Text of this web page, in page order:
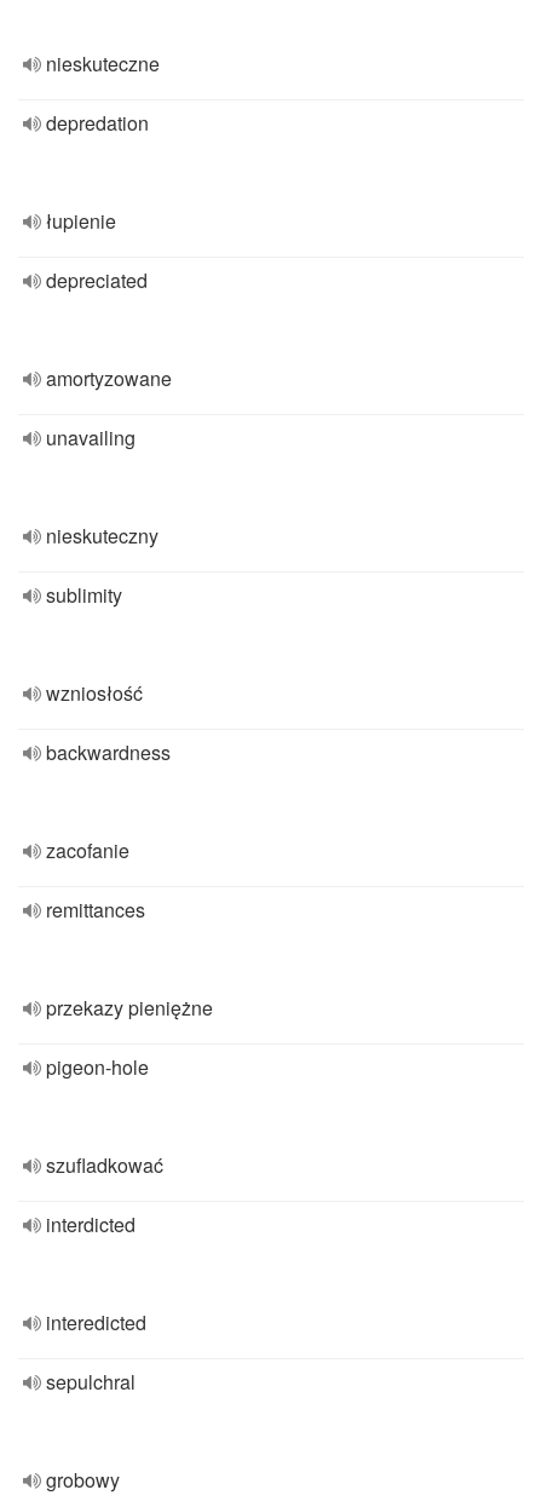
nieskuteczne
depredation
łupienie
depreciated
amortyzowane
unavailing
nieskuteczny
sublimity
wzniosłość
backwardness
zacofanie
remittances
przekazy pieniężne
pigeon-hole
szufladkować
interdicted
interedicted
sepulchral
grobowy